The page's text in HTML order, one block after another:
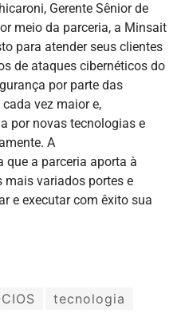
Gerente Sênior de
meio da parceria, a Minsait
para atender seus clientes
de ataques cibernéticos do
por parte das
vez maior e,
por novas tecnologias e
A
que a parceria aporta à
mais variados portes e
e executar com êxito sua
tecnologia